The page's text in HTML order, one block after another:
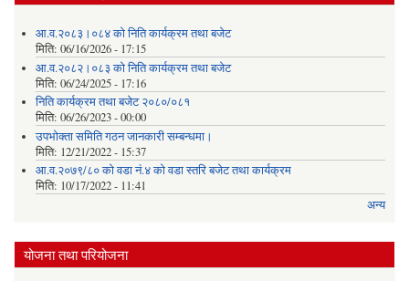
आ.व.२०८३।०८४ को निति कार्यक्रम तथा बजेट
मिति: 06/16/2026 - 17:15
आ.व.२०८२।०८३ को निति कार्यक्रम तथा बजेट
मिति: 06/24/2025 - 17:16
निति कार्यक्रम तथा बजेट २०८०/०८१
मिति: 06/26/2023 - 00:00
उपभोक्ता समिति गठन जानकारी सम्बन्धमा।
मिति: 12/21/2022 - 15:37
आ.व.२०७९/८० को वडा नं.४ को वडा स्तरि बजेट तथा कार्यक्रम
मिति: 10/17/2022 - 11:41
अन्य
योजना तथा परियोजना